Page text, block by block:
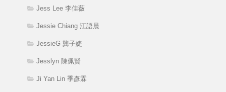
Jess Lee 李佳薇
Jessie Chiang 江語晨
JessieG 龔子婕
Jesslyn 陳佩賢
Ji Yan Lin 季彥霖